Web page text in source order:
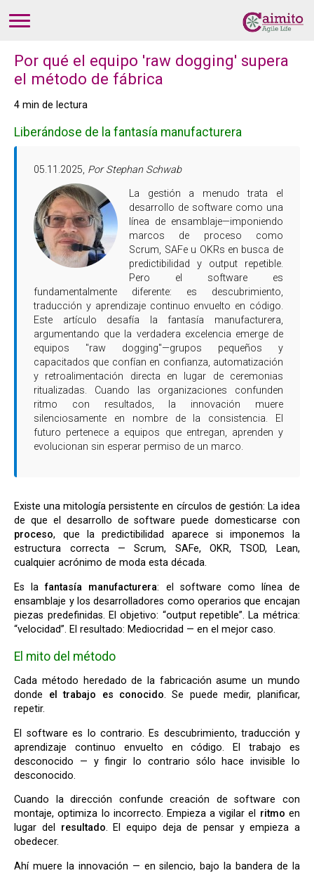
Por qué el equipo 'raw dogging' supera
el método de fábrica
4 min de lectura
Liberándose de la fantasía manufacturera
05.11.2025, Por Stephan Schwab
La gestión a menudo trata el
desarrollo de software como una
línea de ensamblaje—imponiendo
marcos de proceso como
Scrum, SAFe u OKRs en busca de
predictibilidad y output repetible.
Pero el software es
fundamentalmente diferente: es descubrimiento,
traducción y aprendizaje continuo envuelto en código.
Este artículo desafía la fantasía manufacturera,
argumentando que la verdadera excelencia emerge de
equipos "raw dogging"—grupos pequeños y
capacitados que confían en confianza, automatización
y retroalimentación directa en lugar de ceremonias
ritualizadas. Cuando las organizaciones confunden
ritmo con resultados, la innovación muere
silenciosamente en nombre de la consistencia. El
futuro pertenece a equipos que entregan, aprenden y
evolucionan sin esperar permiso de un marco.
Existe una mitología persistente en círculos de gestión: La idea
de que el desarrollo de software puede domesticarse con
proceso, que la predictibilidad aparece si imponemos la
estructura correcta — Scrum, SAFe, OKR, TSOD, Lean,
cualquier acrónimo de moda esta década.
Es lafantasía manufacturera: el software como línea de
ensamblaje y los desarrolladores como operarios que encajan
piezas predefinidas. El objetivo: “output repetible”. La métrica:
“velocidad”. El resultado: Mediocridad — en el mejor caso.
El mito del método
Cada método heredado de la fabricación asume un mundo
donde el trabajo es conocido. Se puede medir, planificar,
repetir.
El software es lo contrario. Es descubrimiento, traducción y
aprendizaje continuo envuelto en código. El trabajo es
desconocido — y fingir lo contrario sólo hace invisible lo
desconocido.
Cuando la dirección confunde creación de software con
montaje, optimiza lo incorrecto. Empieza a vigilar el ritmo en
lugar del resultado. El equipo deja de pensar y empieza a
obedecer.
Ahí muere la innovación — en silencio, bajo la bandera de la